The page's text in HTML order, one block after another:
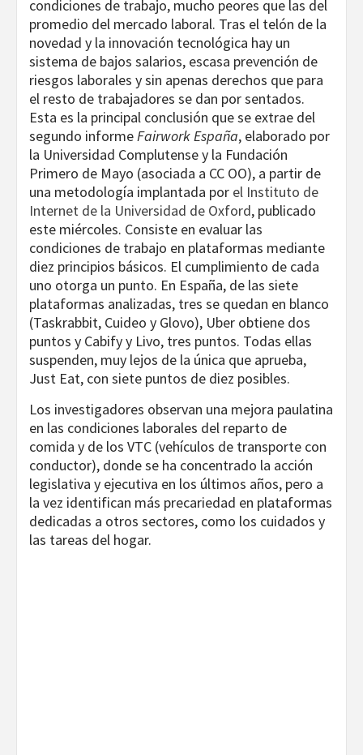
condiciones de trabajo, mucho peores que las del
promedio del mercado laboral. Tras el telón de la
novedad y la innovación tecnológica hay un
sistema de bajos salarios, escasa prevención de
riesgos laborales y sin apenas derechos que para
el resto de trabajadores se dan por sentados.
Esta es la principal conclusión que se extrae del
segundo informeFairwork España, elaborado por
la Universidad Complutense y la Fundación
Primero de Mayo (asociada a CC OO), a partir de
una metodología implantada por el Instituto de
Internet de la Universidad de Oxford, publicado
este miércoles. Consiste en evaluar las
condiciones de trabajo en plataformas mediante
diez principios básicos. El cumplimiento de cada
uno otorga un punto. En España, de las siete
plataformas analizadas, tres se quedan en blanco
(Taskrabbit, Cuideo y Glovo), Uber obtiene dos
puntos y Cabify y Livo, tres puntos. Todas ellas
suspenden, muy lejos de la única que aprueba,
Just Eat, con siete puntos de diez posibles.
Los investigadores observan una mejora paulatina
en las condiciones laborales del reparto de
comida y de los VTC (vehículos de transporte con
conductor), donde se ha concentrado la acción
legislativa y ejecutiva en los últimos años, pero a
la vez identifican más precariedad en plataformas
dedicadas a otros sectores, como los cuidados y
las tareas del hogar.